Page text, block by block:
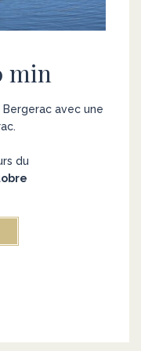
min
avec une
du